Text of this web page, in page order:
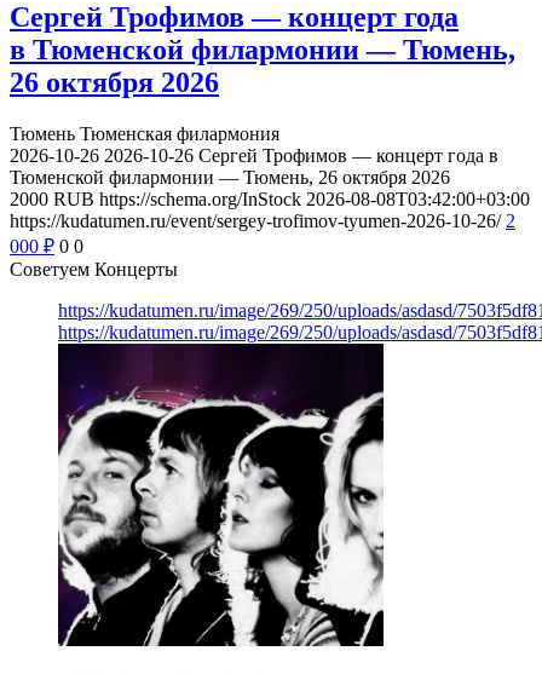
Сергей Трофимов — концерт года
в Тюменской филармонии — Тюмень,
26 октября 2026
Тюмень Тюменская филармония
2026-10-26 2026-10-26 Сергей Трофимов — концерт года в
Тюменской филармонии — Тюмень, 26 октября 2026
2000 RUB https://schema.org/InStock 2026-08-08T03:42:00+03:00
https://kudatumen.ru/event/sergey-trofimov-tyumen-2026-10-26/ 2
000 ₽ 0 0
Советуем Концерты
https://kudatumen.ru/image/269/250/uploads/asdasd/
https://kudatumen.ru/image/269/250/uploads/asdasd/